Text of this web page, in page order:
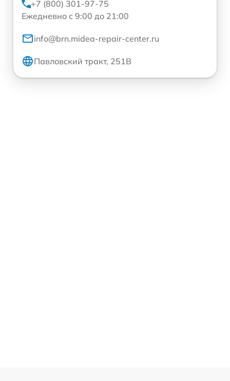
+7 (800) 301-97-75
Ежедневно с 9:00 до 21:00
info@brn.midea-repair-center.ru
Павловский тракт, 251В